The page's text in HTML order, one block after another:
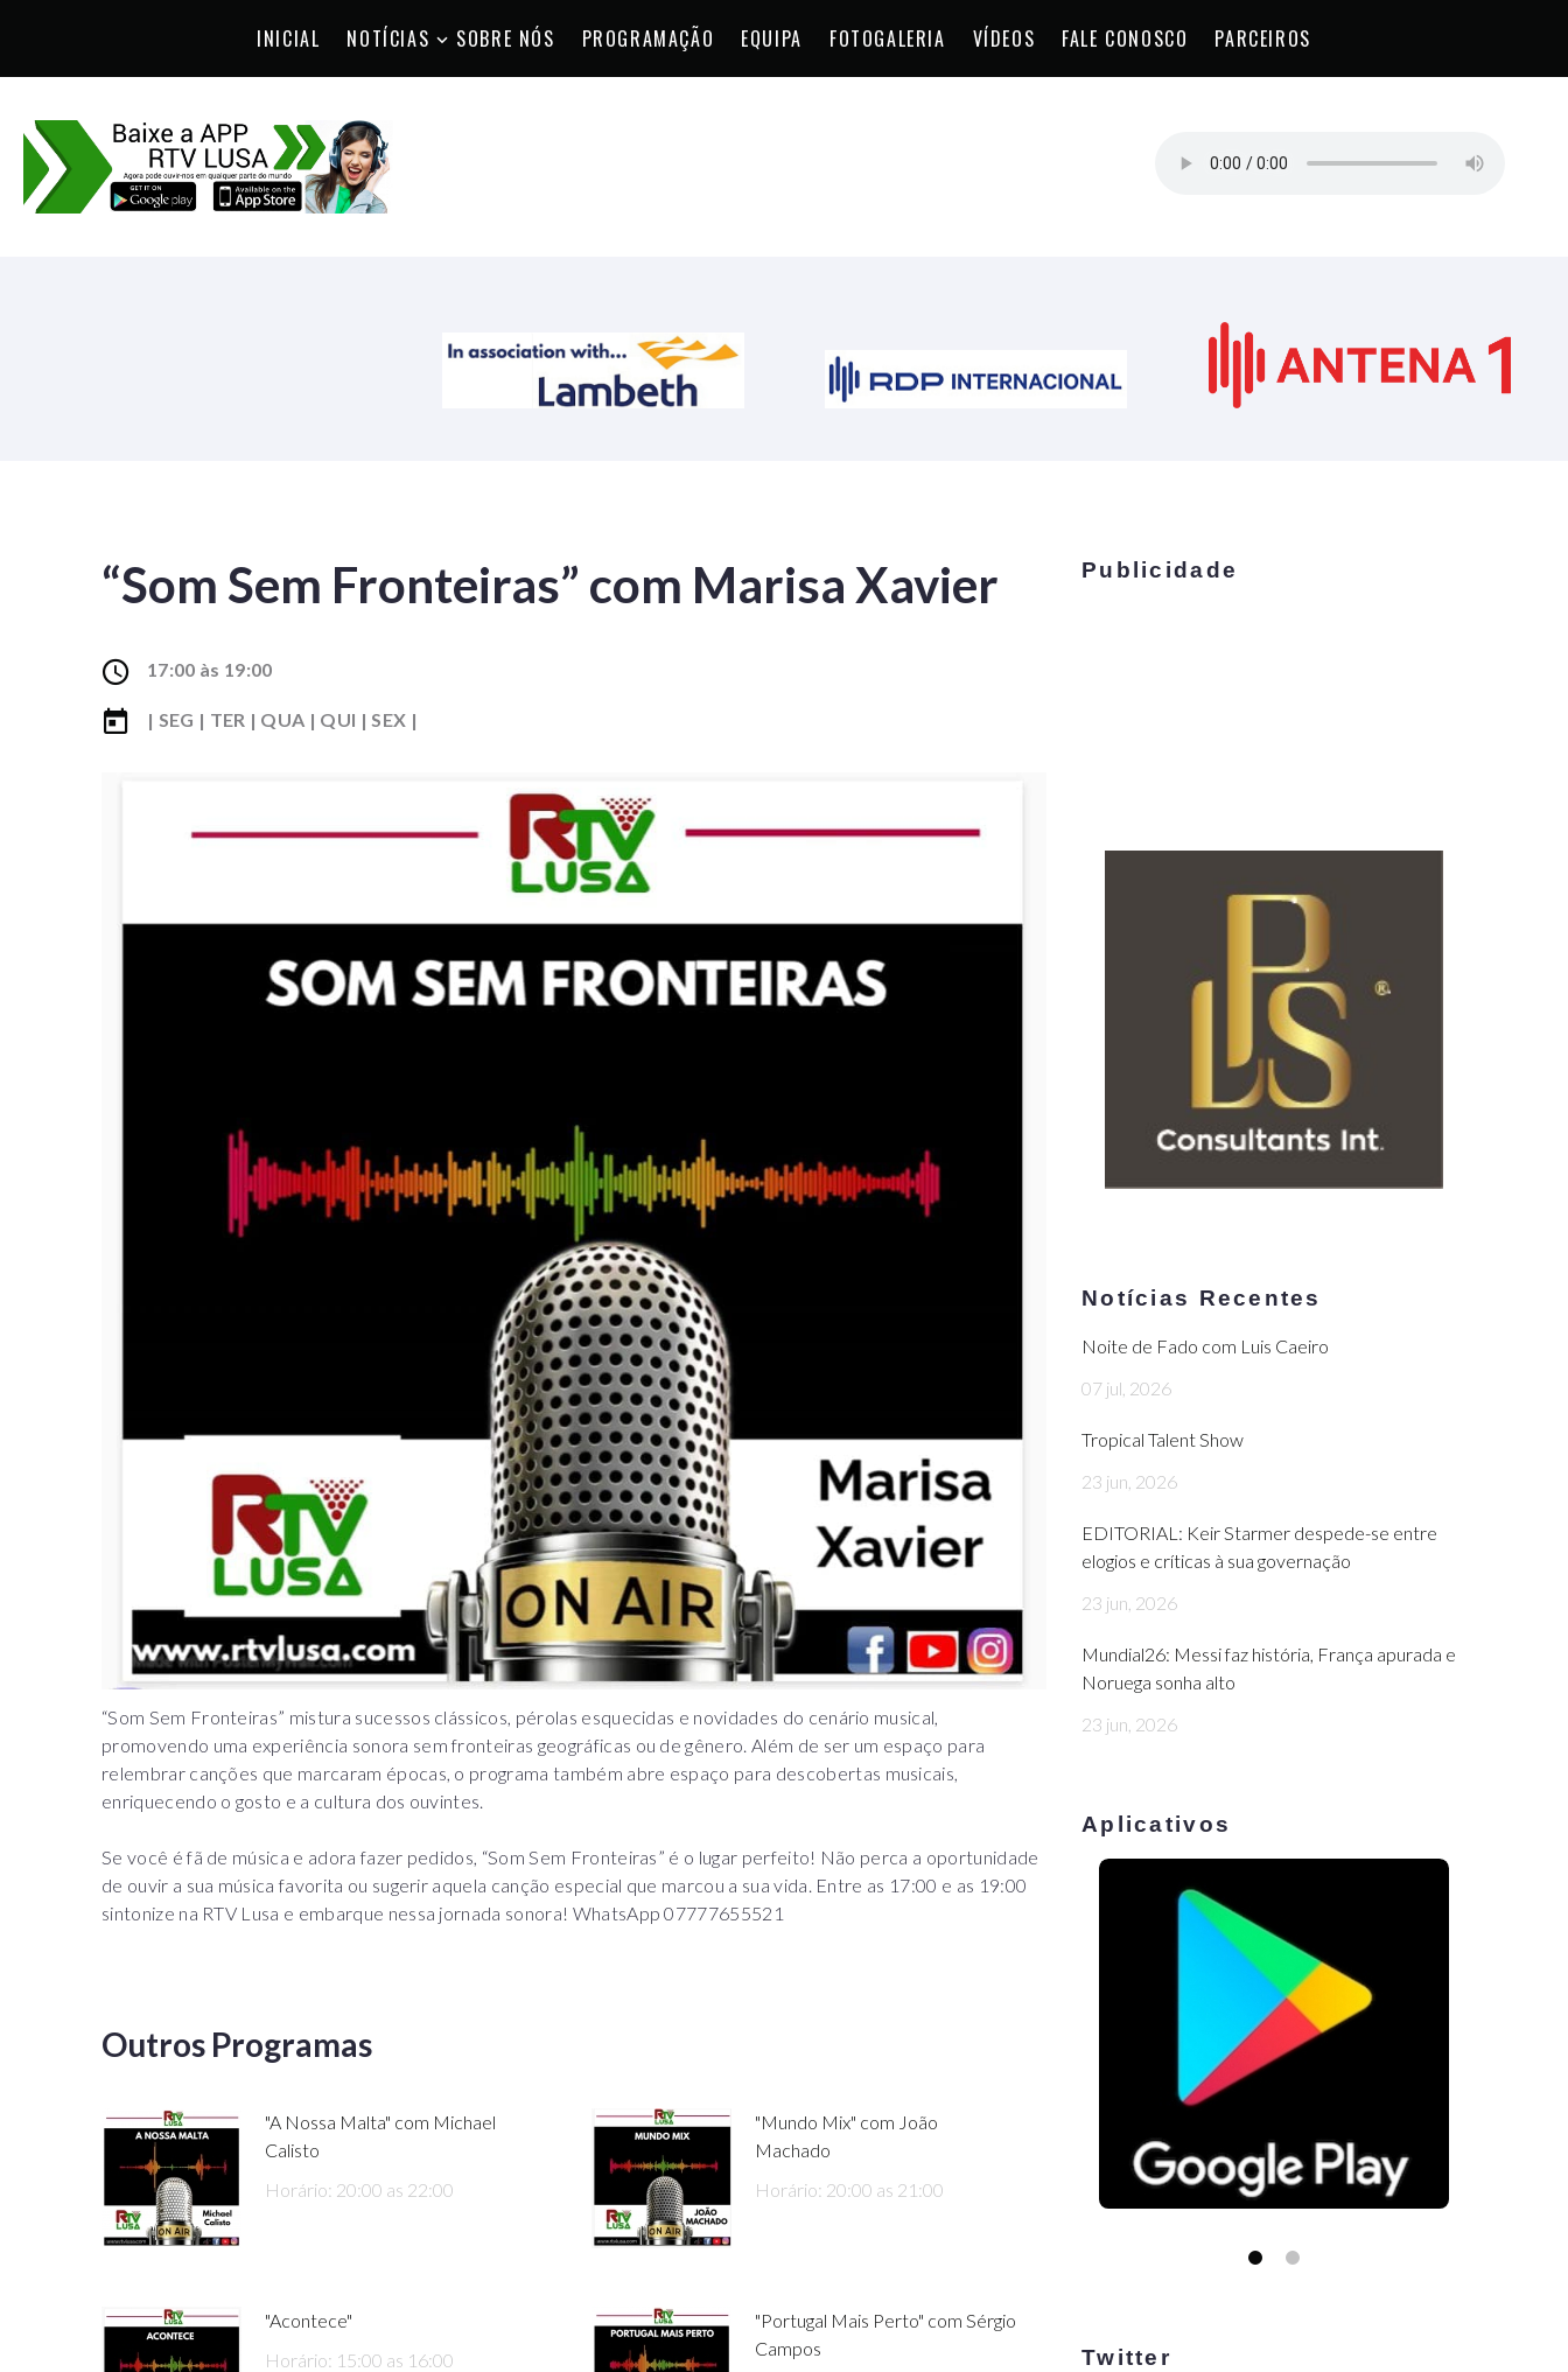
INICIAL NOTÍCIAS SOBRE NÓS PROGRAMAÇÃO EQUIPA FOTOGALERIA VÍDEOS FALE CONOSCO PARCEIROS
“Som Sem Fronteiras” com Marisa Xavier
17:00 às 19:00
| SEG | TER | QUA | QUI | SEX |
“Som Sem Fronteiras” mistura sucessos clássicos, pérolas esquecidas e novidades do cenário musical,
promovendo uma experiência sonora sem fronteiras geográficas ou de gênero. Além de ser um espaço para
relembrar canções que marcaram épocas, o programa também abre espaço para descobertas musicais,
enriquecendo o gosto e a cultura dos ouvintes.
Se você é fã de música e adora fazer pedidos, “Som Sem Fronteiras” é o lugar perfeito! Não perca a oportunidade
de ouvir a sua música favorita ou sugerir aquela canção especial que marcou a sua vida. Entre as 17:00 e as 19:00
sintonize na RTV Lusa e embarque nessa jornada sonora! WhatsApp 07777655521
Outros Programas
"A Nossa Malta" com Michael
Calisto
Horário: 20:00 as 22:00
"Mundo Mix" com João
Machado
Horário: 20:00 as 21:00
"Acontece"
Horário: 15:00 as 16:00
"Portugal Mais Perto" com Sérgio
Campos
Publicidade
Notícias Recentes
Noite de Fado com Luis Caeiro
07 jul, 2026
Tropical Talent Show
23 jun, 2026
EDITORIAL: Keir Starmer despede-se entre
elogios e críticas à sua governação
23 jun, 2026
Mundial26: Messi faz história, França apurada e
Noruega sonha alto
23 jun, 2026
Aplicativos
Twitter